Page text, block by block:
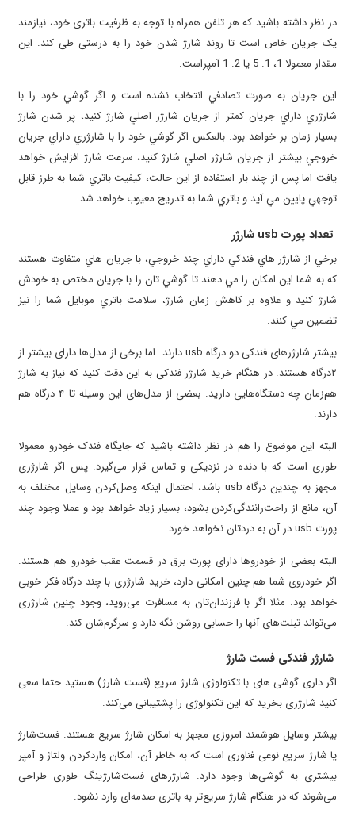
در نظر داشته باشيد که هر تلفن همراه با توجه به ظرفيت باتری خود، نيازمند
يک جريان خاص است تا روند شارژ شدن خود را به درستی طی کند. اين
مقدار معمولا 1، 1. 5 يا 2. 1 آمپراست.
اين جريان به صورت تصادفي انتخاب نشده است و اگر گوشي خود را با
شارژري داراي جريان کمتر از جريان شارژر اصلي شارژ کنيد، پر شدن شارژ
بسيار زمان بر خواهد بود. بالعکس اگر گوشي خود را با شارژري داراي جريان
خروجي بيشتر از جريان شارژر اصلي شارژ کنيد، سرعت شارژ افزايش خواهد
يافت اما پس از چند بار استفاده از اين حالت، کيفيت باتري شما به طرز قابل
توجهي پايين مي آيد و باتري شما به تدريج معيوب خواهد شد.
تعداد پورت usb شارژر
برخي از شارژر هاي فندکي داراي چند خروجي، با جريان هاي متفاوت هستند
که به شما اين امکان را مي دهند تا گوشي تان را با جريان مختص به خودش
شارژ کنيد و علاوه بر کاهش زمان شارژ، سلامت باتري موبايل شما را نيز
تضمين مي کنند.
بیشتر شارژرهای فندکی دو درگاه usb دارند. اما برخی از مدل‌ها دارای بیشتر از
۲درگاه هستند. در هنگام خرید شارژر فندکی به این دقت کنید که نیاز به شارژ
هم‌زمان چه دستگاه‌هایی دارید. بعضی از مدل‌های این وسیله تا ۴ درگاه هم
دارند.
البته این موضوع را هم در نظر داشته باشید که جایگاه فندک خودرو معمولا
طوری است که با دنده در نزدیکی و تماس قرار می‌گیرد. پس اگر شارژری
مجهز به چندین درگاه usb باشد، احتمال اینکه وصل‌کردن وسایل مختلف به
آن، مانع از راحت‌رانندگی‌کردن بشود، بسیار زیاد خواهد بود و عملا وجود چند
پورت usb در آن به دردتان نخواهد خورد.
البته بعضی از خودروها دارای پورت برق در قسمت عقب خودرو هم هستند.
اگر خودروی شما هم چنین امکانی دارد، خرید شارژری با چند درگاه فکر خوبی
خواهد بود. مثلا اگر با فرزندان‌تان به مسافرت می‌روید، وجود چنین شارژری
می‌تواند تبلت‌های آنها را حسابی روشن نگه دارد و سرگرم‌شان کند.
شارژر فندکی فست شارژ
اگر داری گوشی های با تکنولوژی شارژ سریع (فست شارژ) هستید حتما سعی
کنید شارژری بخرید که این تکنولوژی را پشتیبانی می‌کند.
بیشتر وسایل هوشمند امروزی مجهز به امکان شارژ سریع هستند. فست‌شارژ
یا شارژ سریع نوعی فناوری است که به خاطر آن، امکان واردکردن ولتاژ و آمپر
بیشتری به گوشی‌ها وجود دارد. شارژرهای فست‌شارژینگ طوری طراحی
می‌شوند که در هنگام شارژ سریع‌تر به باتری صدمه‌ای وارد نشود.